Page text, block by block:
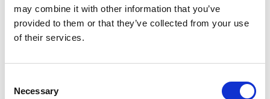
may combine it with other information that you’ve
provided to them or that they’ve collected from your use
of their services.
Selection
Necessary
3.377,88 DKK